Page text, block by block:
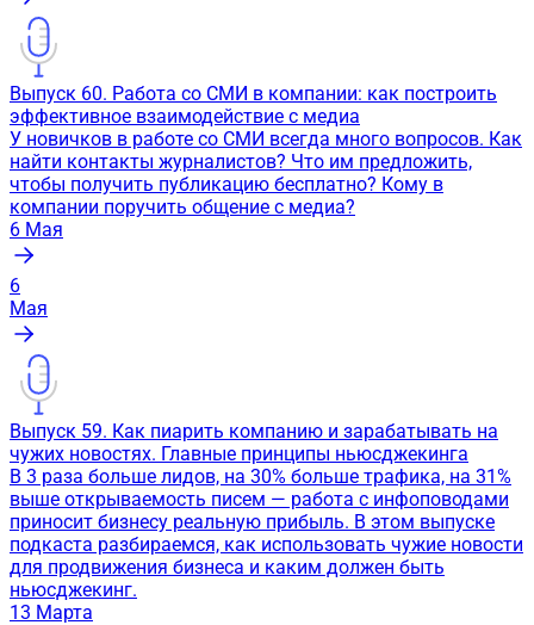
Выпуск 60. Работа со СМИ в компании: как построить
эффективное взаимодействие с медиа
У новичков в работе со СМИ всегда много вопросов. Как
найти контакты журналистов? Что им предложить,
чтобы получить публикацию бесплатно? Кому в
компании поручить общение с медиа?
6 Мая
6
Мая
Выпуск 59. Как пиарить компанию и зарабатывать на
чужих новостях. Главные принципы ньюсджекинга
В 3 раза больше лидов, на 30% больше трафика, на 31%
выше открываемость писем — работа с инфоповодами
приносит бизнесу реальную прибыль. В этом выпуске
подкаста разбираемся, как использовать чужие новости
для продвижения бизнеса и каким должен быть
ньюсджекинг.
13 Марта